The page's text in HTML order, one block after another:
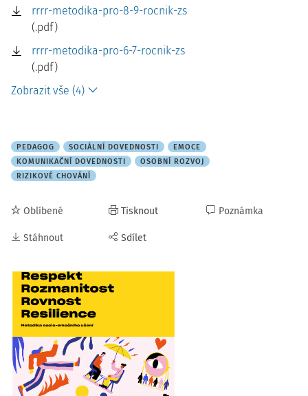
rrrr-metodika-pro-8-9-rocnik-zs
(.pdf)
rrrr-metodika-pro-6-7-rocnik-zs
(.pdf)
Zobrazit vše (4)
PEDAGOG SOCIÁLNÍ DOVEDNOSTI
EMOCE
KOMUNIKAČNÍ DOVEDNOSTI
OSOBNÍ ROZVOJ
RIZIKOVÉ CHOVÁNÍ
Oblíbené
Stáhnout
Tisknout
Sdílet
Poznámka